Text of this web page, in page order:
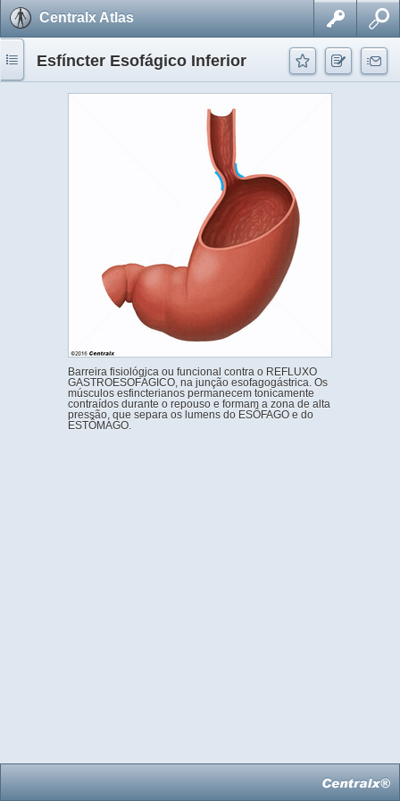
Centralx Atlas
Esfíncter Esofágico Inferior
Barreira fisiológica ou funcional contra o REFLUXO
GASTROESOFÁGICO, na junção esofagogástrica. Os
músculos esfincterianos permanecem tonicamente
contraídos durante o repouso e formam a zona de alta
pressão, que separa os lumens do ESÔFAGO e do
ESTÔMAGO.